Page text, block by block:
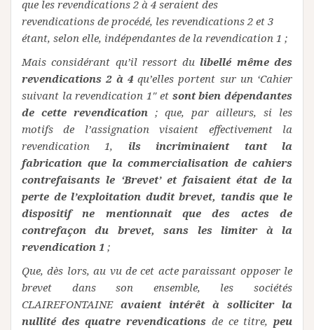
que les revendications 2 à 4 seraient des
revendications de procédé, les revendications 2 et 3
étant, selon elle, indépendantes de la revendication 1 ;
Mais considérant qu’il ressort du libellé même des
revendications 2 à 4qu’elles portent sur un ‘Cahier
suivant la revendication 1″ et sont bien dépendantes
de cette revendication ; que, par ailleurs, si les
motifs de l’assignation visaient effectivement la
revendication 1, ils incriminaient tant la
fabrication que la commercialisation de cahiers
contrefaisants le ‘Brevet’ et faisaient état de la
perte de l’exploitation dudit brevet, tandis que le
dispositif ne mentionnait que des actes de
contrefaçon du brevet, sans les limiter à la
revendication 1 ;
Que, dès lors, au vu de cet acte paraissant opposer le
brevet dans son ensemble, les sociétés
CLAIREFONTAINE avaient intérêt à solliciter la
nullité des quatre revendications de ce titre,peu